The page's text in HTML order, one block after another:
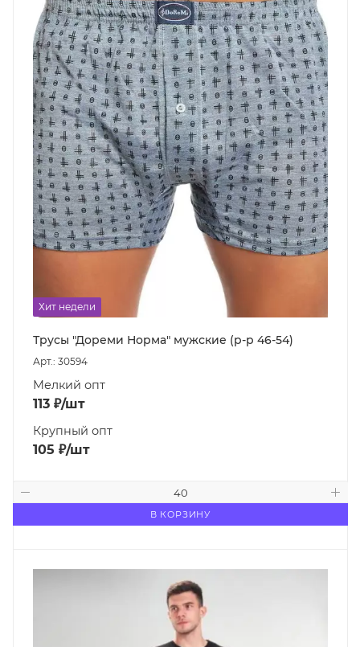
Хит недели
Трусы "Дореми Норма" мужские (р-р 46-54)
Арт.: 30594
Мелкий опт
113 ₽/шт
Крупный опт
105 ₽/шт
В КОРЗИНУ